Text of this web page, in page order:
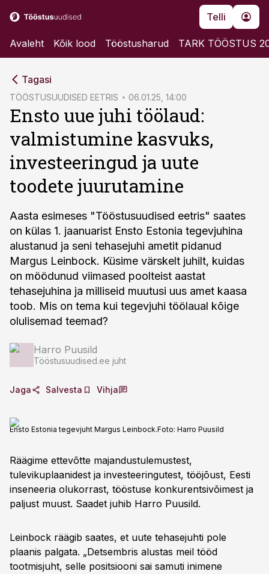
Telli
Avaleht Kõik lood Tööstusharud TARK TÖÖSTUS
Tagasi
TÖÖSTUSUUDISED EETRIS 06.01.25, 14:00
Ensto uue juhi töölaud:
valmistumine kasvuks,
investeeringud ja uute
toodete juurutamine
Aasta esimeses "Tööstusuudised eetris" saates
on külas 1. jaanuarist Ensto Estonia tegevjuhina
alustanud ja seni tehasejuhi ametit pidanud
Margus Leinbock. Küsime värskelt juhilt, kuidas
on möödunud viimased poolteist aastat
tehasejuhina ja milliseid muutusi uus amet kaasa
toob. Mis on tema kui tegevjuhi töölaual kõige
olulisemad teemad?
Harro Puusild
Tööstusuudised.ee juht
Jaga Salvesta Vihja
Ensto Estonia tegevjuht Margus Leinbock.Foto: Harro Puusild
Räägime ettevõtte majandustulemustest,
tulevikuplaanidest ja investeeringutest, tööjõust, Eesti
inseneeria olukorrast, tööstuse konkurentsivõimest ja
paljust muust. Saadet juhib Harro Puusild.
Leinbock räägib saates, et uute tehasejuhti pole
plaanis palgata. „Detsembris alustas meil tööd
tootmisjuht, selle positsiooni sai samuti inimene